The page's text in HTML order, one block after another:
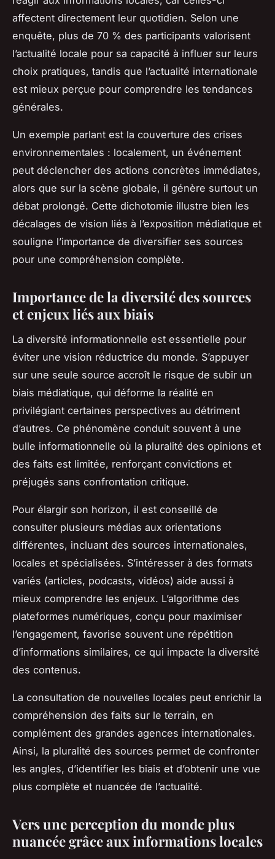
affectent directement leur quotidien. Selon une
enquête, plus de 70 % des participants valorisent
l’actualité locale pour sa capacité à influer sur leurs
choix pratiques, tandis que l’actualité internationale
est mieux perçue pour comprendre les tendances
générales.
Un exemple parlant est la couverture des crises
environnementales : localement, un événement
peut déclencher des actions concrètes immédiates,
alors que sur la scène globale, il génère surtout un
débat prolongé. Cette dichotomie illustre bien les
décalages de vision liés à l’exposition médiatique et
souligne l’importance de diversifier ses sources
pour une compréhension complète.
Importance de la diversité des sources
et enjeux liés aux biais
La diversité informationnelle est essentielle pour
éviter une vision réductrice du monde. S’appuyer
sur une seule source accroît le risque de subir un
biais médiatique, qui déforme la réalité en
privilégiant certaines perspectives au détriment
d’autres. Ce phénomène conduit souvent à une
bulle informationnelle où la pluralité des opinions et
des faits est limitée, renforçant convictions et
préjugés sans confrontation critique.
Pour élargir son horizon, il est conseillé de
consulter plusieurs médias aux orientations
différentes, incluant des sources internationales,
locales et spécialisées. S’intéresser à des formats
variés (articles, podcasts, vidéos) aide aussi à
mieux comprendre les enjeux. L’algorithme des
plateformes numériques, conçu pour maximiser
l’engagement, favorise souvent une répétition
d’informations similaires, ce qui impacte la diversité
des contenus.
La consultation de nouvelles locales peut enrichir la
compréhension des faits sur le terrain, en
complément des grandes agences internationales.
Ainsi, la pluralité des sources permet de confronter
les angles, d’identifier les biais et d’obtenir une vue
plus complète et nuancée de l’actualité.
Vers une perception du monde plus
nuancée grâce aux informations locales